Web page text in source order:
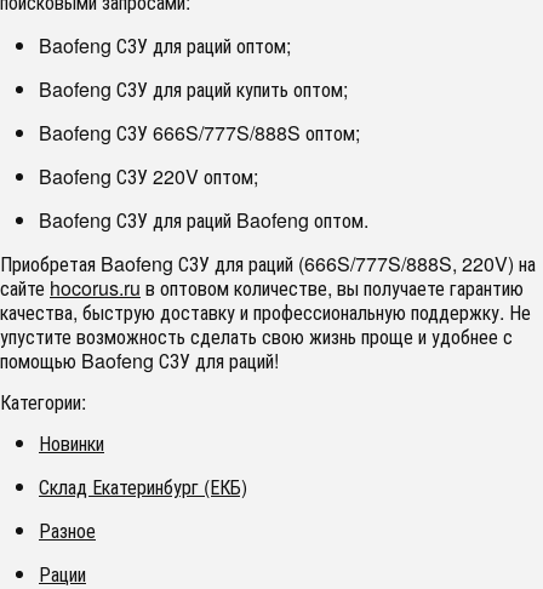
Baofeng СЗУ для раций оптом;
Baofeng СЗУ для раций купить оптом;
Baofeng СЗУ 666S/777S/888S оптом;
Baofeng СЗУ 220V оптом;
Baofeng СЗУ для раций Baofeng оптом.
Приобретая Baofeng СЗУ для раций (666S/777S/888S, 220V) на
сайте hocorus.ru в оптовом количестве, вы получаете гарантию
качества, быструю доставку и профессиональную поддержку. Не
упустите возможность сделать свою жизнь проще и удобнее с
помощью Baofeng СЗУ для раций!
Категории:
Новинки
Склад Екатеринбург (ЕКБ)
Разное
Рации